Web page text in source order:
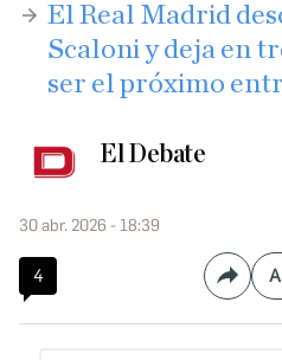
El Real Madrid
Scaloni y deja en
ser el próximo
El Debate
30 abr. 2026 - 18:39
4